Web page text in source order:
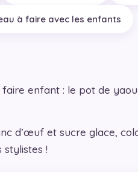
à faire avec les enfants
faire enfant : le pot de
d’œuf et sucre glace,
stylistes !